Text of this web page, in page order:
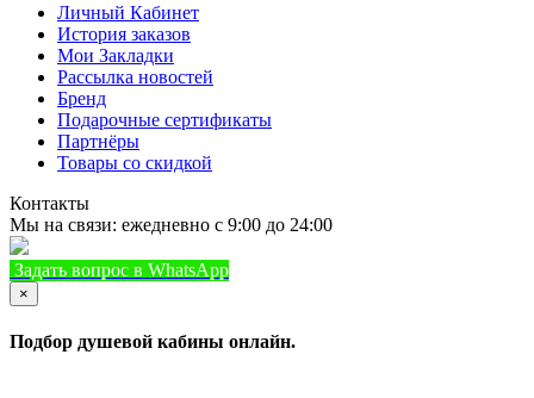
Личный Кабинет
История заказов
Мои Закладки
Рассылка новостей
Бренд
Подарочные сертификаты
Партнёры
Товары со скидкой
Контакты
Мы на связи: ежедневно с 9:00 до 24:00
Задать вопрос в WhatsApp
×
Подбор душевой кабины онлайн.